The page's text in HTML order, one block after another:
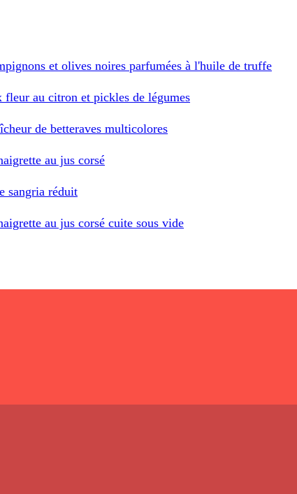
et olives noires parfumées à l'huile de truffe
au citron et pickles de légumes
de betteraves multicolores
au jus corsé
sangria réduit
au jus corsé cuite sous vide